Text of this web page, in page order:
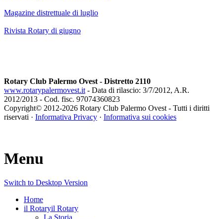
Magazine distrettuale di luglio
Rivista Rotary di giugno
Rotary Club Palermo Ovest - Distretto 2110
www.rotarypalermovest.it - Data di rilascio: 3/7/2012, A.R.
2012/2013 - Cod. fisc. 97074360823
Copyright© 2012-2026 Rotary Club Palermo Ovest - Tutti i diritti
riservati · Informativa Privacy · Informativa sui cookies
Menu
Switch to Desktop Version
Home
il Rotaryil Rotary
La Storia